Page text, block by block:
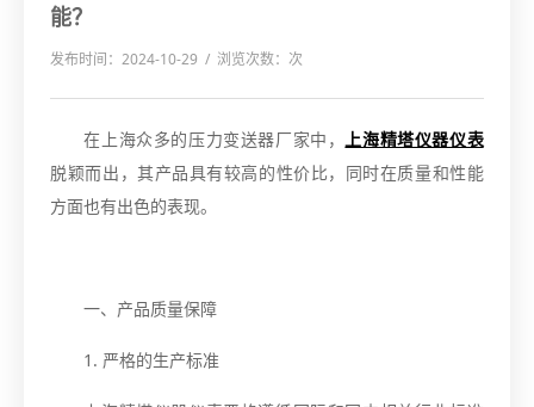
能？
发布时间：2024-10-29 / 浏览次数： 次
在上海众多的压力变送器厂家中，
上海精塔仪器仪表
脱颖而出，其产品具有较高的性价比，同时在质量和性能
方面也有出色的表现。
一、产品质量保障
1. 严格的生产标准